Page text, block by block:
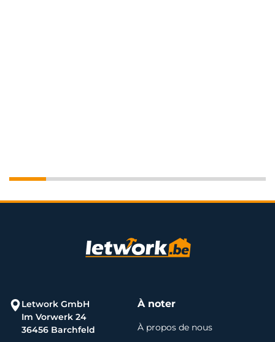
Letwork GmbH
Im Vorwerk 24
36456 Barchfeld
À noter
À propos de nous